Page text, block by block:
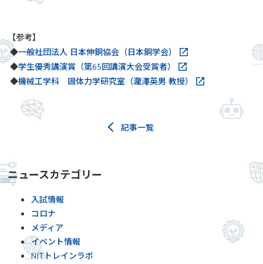
【参考】
◆一般社団法人 日本伸銅協会（日本銅学会）
◆学生優秀講演賞（第65回講演大会受賞者）
◆機械工学科 固体力学研究室（瀧澤英男 教授）
記事一覧
ニュースカテゴリー
入試情報
コロナ
メディア
イベント情報
NITトレインラボ